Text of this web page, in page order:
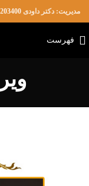
مدیریت: دکتر داودی
فهرست